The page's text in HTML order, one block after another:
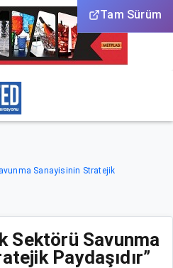
Tam Sürüm
Sanayisinin Stratejik
Sektörü Savunma
Paydaşıdır”